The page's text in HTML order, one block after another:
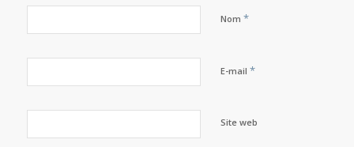
Nom *
E-mail *
Site web